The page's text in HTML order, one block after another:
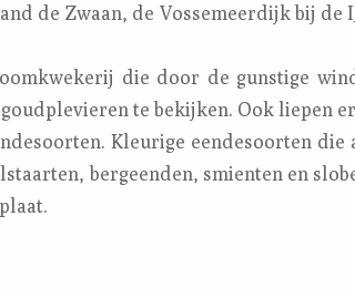
de Zwaan, de Vossemeerdijk bij de
die door de gunstige
te bekijken. Ook liepen
Kleurige eendesoorten die
bergeenden, smienten en